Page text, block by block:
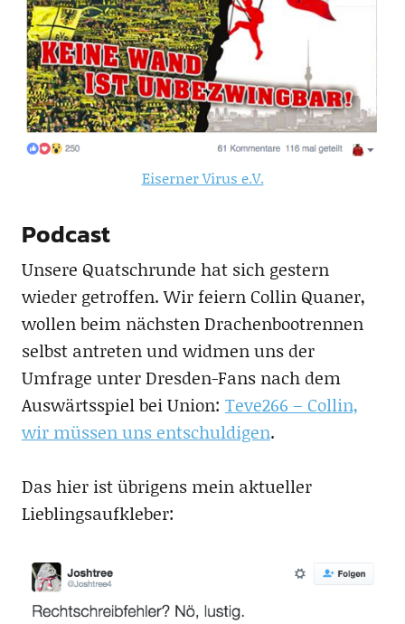
Eiserner Virus e.V.
Podcast
Unsere Quatschrunde hat sich gestern
wieder getroffen. Wir feiern Collin Quaner,
wollen beim nächsten Drachenbootrennen
selbst antreten und widmen uns der
Umfrage unter Dresden-Fans nach dem
Auswärtsspiel bei Union: Teve266 – Collin,
wir müssen uns entschuldigen.
Das hier ist übrigens mein aktueller
Lieblingsaufkleber: